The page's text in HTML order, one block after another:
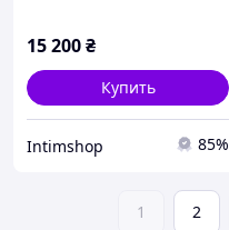
15 200₴
Купить
Intimshop 85%
1 2